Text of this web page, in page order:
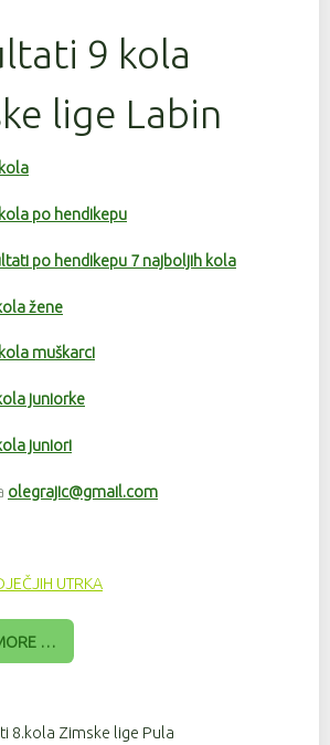
9 kola
lige Labin
po hendikepu
po hendikepu 7 najboljih kola
žene
muškarci
juniorke
juniori
olegrajic@gmail.com
UTRKA
…
8.kola Zimske lige Pula